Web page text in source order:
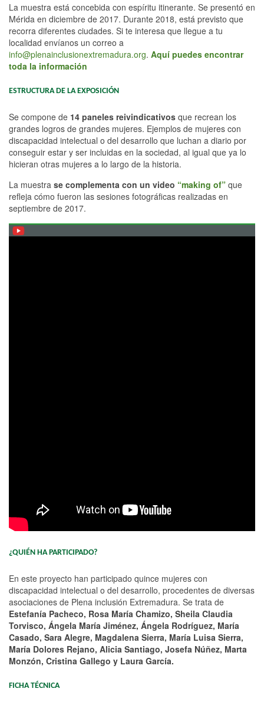
La muestra está concebida con espíritu itinerante. Se presentó en
Mérida en diciembre de 2017. Durante 2018, está previsto que
recorra diferentes ciudades. Si te interesa que llegue a tu
localidad envíanos un correo a
info@plenainclusionextremadura.org. Aquí puedes encontrar
toda la información
ESTRUCTURA DE LA EXPOSICIÓN
Se compone de 14 paneles reivindicativos que recrean los
grandes logros de grandes mujeres. Ejemplos de mujeres con
discapacidad intelectual o del desarrollo que luchan a diario por
conseguir estar y ser incluidas en la sociedad, al igual que ya lo
hicieran otras mujeres a lo largo de la historia.
La muestra se complementa con un video “making of” que
refleja cómo fueron las sesiones fotográficas realizadas en
septiembre de 2017.
¿QUIÉN HA PARTICIPADO?
En este proyecto han participado quince mujeres con
discapacidad intelectual o del desarrollo, procedentes de diversas
asociaciones de Plena inclusión Extremadura. Se trata de
Estefanía Pacheco, Rosa María Chamizo, Sheila Claudia
Torvisco, Ángela María Jiménez, Ángela Rodríguez, María
Casado, Sara Alegre, Magdalena Sierra, María Luisa Sierra,
María Dolores Rejano, Alicia Santiago, Josefa Núñez, Marta
Monzón, Cristina Gallego y Laura García.
FICHA TÉCNICA